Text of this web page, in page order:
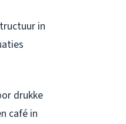
in
drukke
café in